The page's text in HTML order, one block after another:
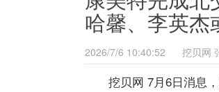
哈馨、李英杰
2026/7/6 10:40:52 挖贝网
挖贝网 7月6日消息